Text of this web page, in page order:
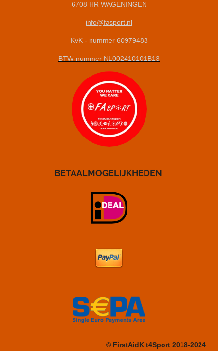
k
n
6708 HR WAGENINGEN
info@fasport.nl
KvK - nummer 60979488
BTW-nummer NL002410101B13
BETAALMOGELIJKHEDEN
© FirstAidKit4Sport 2018-2024